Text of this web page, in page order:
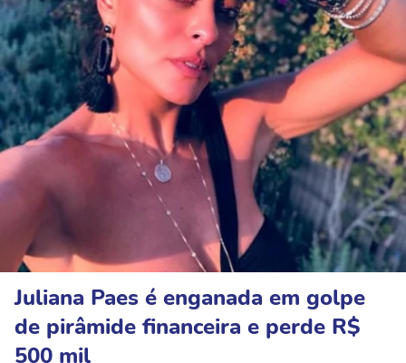
Juliana Paes é enganada em golpe
de pirâmide financeira e perde R$
500 mil